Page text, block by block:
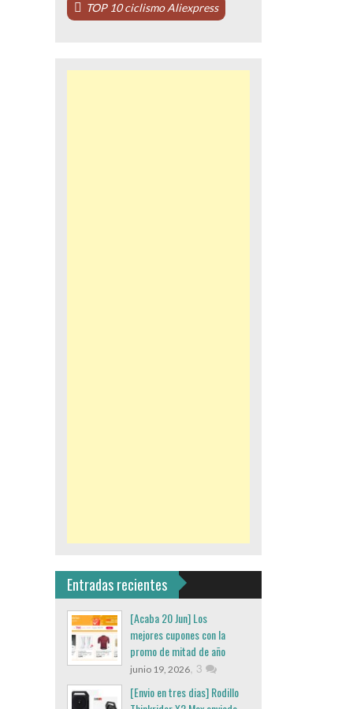
TOP 10 ciclismo Aliexpress
Entradas recientes
[Acaba 20 Jun] Los
mejores cupones con la
promo de mitad de año
junio 19, 2026, 3
[Envio en tres dias] Rodillo